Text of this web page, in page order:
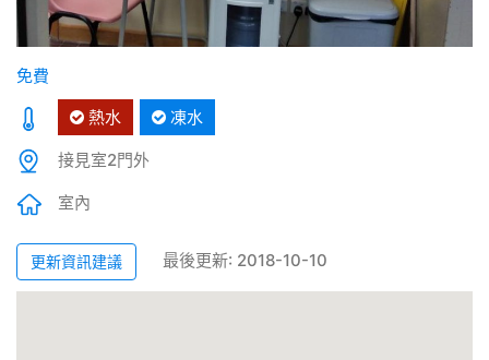
免費
熱水
凍水
接見室2門外
室內
更新資訊建議 最後更新: 2018-10-10